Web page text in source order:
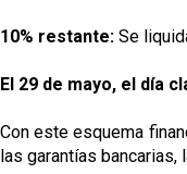
10% restante: Se
El 29 de mayo, el día
Con este esquema
las garantías bancarias,